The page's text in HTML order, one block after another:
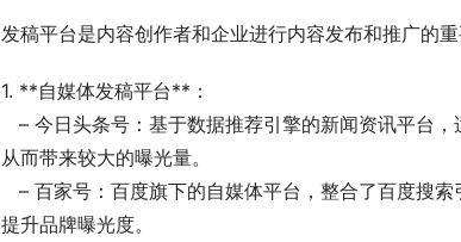
发稿平台是内容创作者和企业进行内容发布和推广的
1. **自媒体发稿平台**：
从而带来较大的曝光量。
– 百家号：百度旗下的自媒体平台，整合了百度搜
提升品牌曝光度。